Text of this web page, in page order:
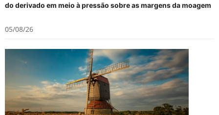
do derivado em meio à pressão sobre as margens da moagem
05/08/26